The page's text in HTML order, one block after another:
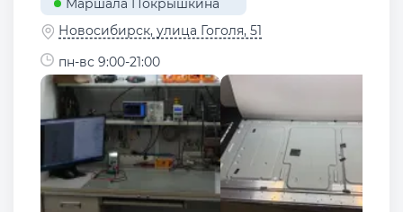
Маршала Покрышкина
Новосибирск, улица Гоголя, 51
пн-вс 9:00-21:00